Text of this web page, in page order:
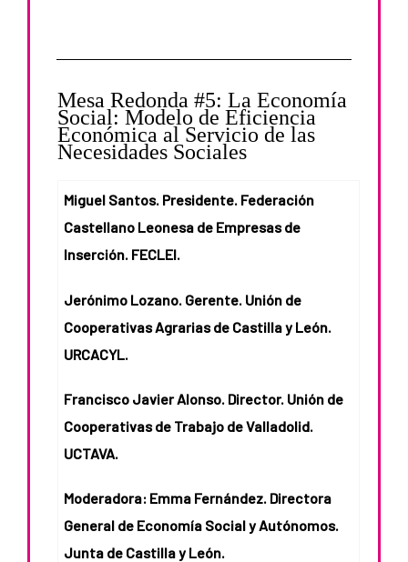
Mesa Redonda #5: La Economía
Social: Modelo de Eficiencia
Económica al Servicio de las
Necesidades Sociales
Miguel Santos. Presidente. Federación
Castellano Leonesa de Empresas de
Inserción. FECLEI.
Jerónimo Lozano. Gerente. Unión de
Cooperativas Agrarias de Castilla y León.
URCACYL.
Francisco Javier Alonso. Director. Unión de
Cooperativas de Trabajo de Valladolid.
UCTAVA.
Moderadora: Emma Fernández. Directora
General de Economía Social y Autónomos.
Junta de Castilla y León.